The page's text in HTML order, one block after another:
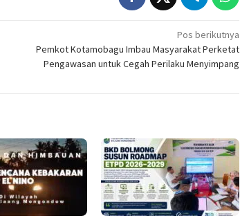
Pos berikutnya
Pemkot Kotamobagu Imbau Masyarakat Perketat
Pengawasan untuk Cegah Perilaku Menyimpang